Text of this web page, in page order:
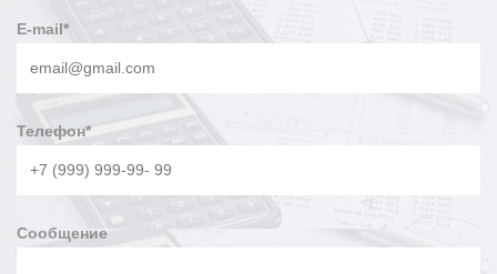
E-mail*
Телефон*
Сообщение